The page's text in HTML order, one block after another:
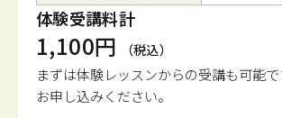
体験受講料計
1,100円 （税込）
まずは体験レッスンからの受講も可能で
お申し込みください。